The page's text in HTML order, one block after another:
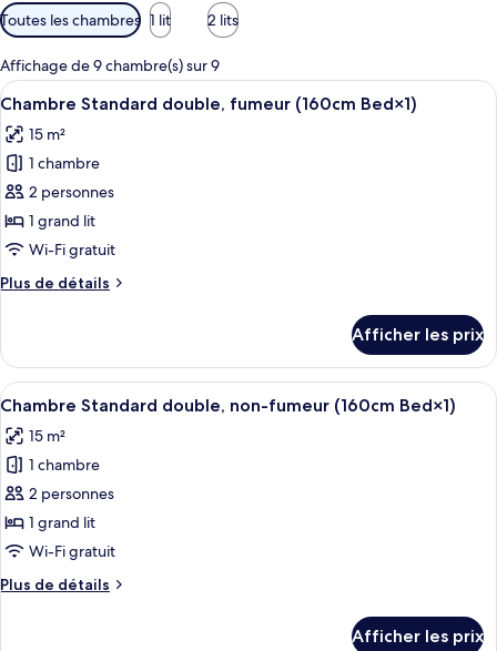
Filtres
disponibles
pour
les
chambres
Toutes les chambres 1 lit 2 lits
Affichage de 9 chambre(s) sur 9
Afficher
toutes
les
photos
pour
ce
type
chambre :
double,
fumeur
(160cm
Bed×1)
Chambre Standard double, fumeur
6
Chambre Standard double, fumeur (160cm Bed×1)
15 m²
1 chambre
2 personnes
1 grand lit
Wi-Fi gratuit
Plus de détails
Plus
Chambre
Standard
double,
(160cm
Bed×1)
Afficher les prix
Afficher
toutes
les
photos
pour
ce
type
chambre :
Chambre Standard double, non-
9
Chambre Standard double, non-fumeur (160cm Bed×1)
15 m²
1 chambre
2 personnes
1 grand lit
Wi-Fi gratuit
Plus de détails
Plus
Afficher les prix